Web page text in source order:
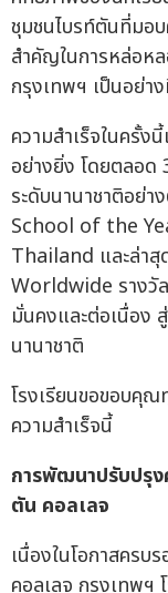
ชุมชนไบรท์ตันที่มอบ
สำคัญในการหล่อหล
กรุงเทพฯ เป็นอย่า
ความสำเร็จในครั้ง
อย่างยิ่ง โดยตลอด
ระดับนานาชาติอย่
School of the
Thailand และล่า
Worldwide รางวั
มั่นคงและต่อเนื่อง
นานาชาติ
โรงเรียนขอขอบคุ
ความสำเร็จนี้
การพัฒนาปรับปรุ
ตัน คอลเลจ
เนื่องในโอกาสครบ
คอลเลจ กรุงเทพฯ